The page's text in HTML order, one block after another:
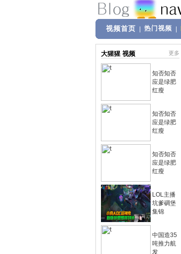
视频首页 热门视频
大猩猩 视频 更多
知否知否
应是绿肥
红瘦
知否知否
应是绿肥
红瘦
知否知否
应是绿肥
红瘦
LOL主播
坑爹碉堡
集锦
中国造35
吨推力航
发